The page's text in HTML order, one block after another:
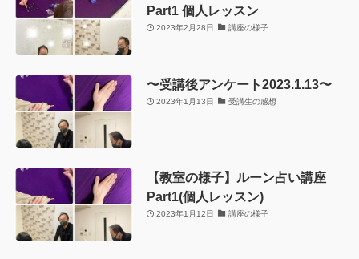
Part1 個人レッスン
2023年2月28日 講座の様子
〜受講後アンケート2023.1.13〜
2023年1月13日 受講生の感想
【教室の様子】ルーン占い講座
Part1(個人レッスン)
2023年1月12日 講座の様子